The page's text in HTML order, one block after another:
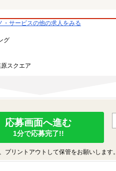
・サービスの他の求人をみる
グ
スクエア
応募画面へ進む
1分で応募完了!!
リントアウトして保管をお願いします。